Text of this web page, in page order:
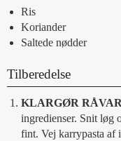
Ris
Koriander
Saltede nødder
Tilberedelse
KLARGØR
ingredienser. Snit
fint. Vej karrypasta af